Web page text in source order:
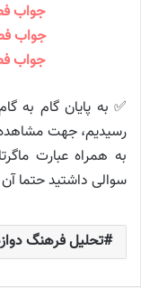
جواب فصل ۲ تحلیل
جواب فصل ۳ تحلیل
جواب فصل ۴ تحلیل
✅ به پایان گام به
رسیدیم، جهت مشاهده
به همراه عبارت
سوالی داشتید حتما
تحلیل فرهنگ